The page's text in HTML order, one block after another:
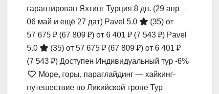
гарантирован Яхтинг Турция 8 дн. (29 апр –
06 май и ещё 27 дат) Pavel 5.0 (35) от
57 675 ₽ (67 809 ₽) от 6 401 ₽ (7 543 ₽) Pavel
5.0
(35) от 57 675 ₽ (67 809 ₽) от 6 401 ₽
(7 543 ₽) Доступен Индивидуальный тур -6%
Море, горы, параглайдинг — хайкинг-
путешествие по Ликийской тропе Тур